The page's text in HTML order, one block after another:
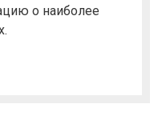
о наиболее